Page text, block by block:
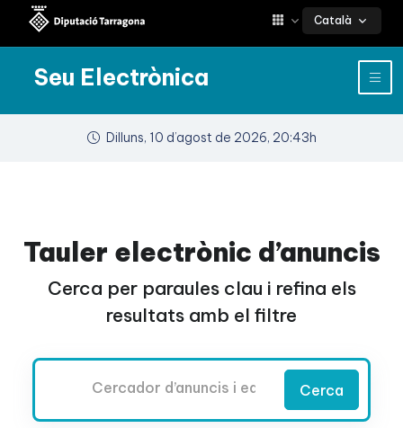
Català
Seu Electrònica
Dilluns, 10 d’agost de 2026, 20:43h
Tauler electrònic d’anuncis
Cerca per paraules clau i refina els
resultats amb el filtre
Cerca